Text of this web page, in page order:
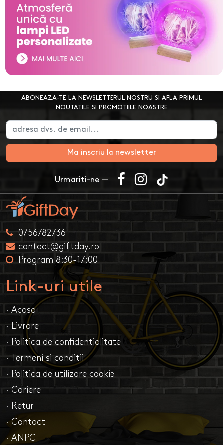
ABONEAZA-TE LA NEWSLETTERUL NOSTRU SI AFLA PRIMUL
NOUTATILE SI PROMOTIILE NOASTRE
Ma inscriu la newsletter
Urmariti-ne —
0756782736
contact@giftday.ro
Program 8:30-17:00
Link-uri utile
· Acasa
· Livrare
· Politica de confidentialitate
· Termeni si conditii
· Politica de utilizare cookie
· Cariere
· Retur
· Contact
· ANPC